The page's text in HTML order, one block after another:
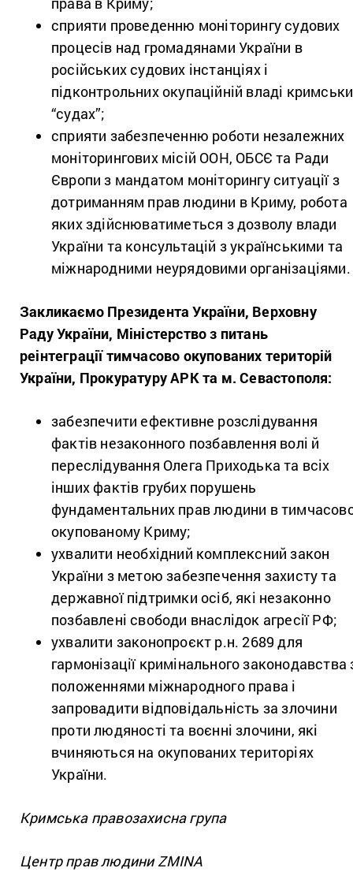
сприяти проведенню моніторингу судових
процесів над громадянами України в
російських судових інстанціях і
підконтрольних окупаційній владі
“судах”;
сприяти забезпеченню роботи незалежних
моніторингових місій ООН, ОБСЄ та Ради
Європи з мандатом моніторингу ситуації з
дотриманням прав людини в Криму, робота
яких здійснюватиметься з дозволу влади
України та консультацій з українськими та
міжнародними неурядовими організаціями.
Закликаємо Президента України, Верховну
Раду України, Міністерство з питань
реінтеграції тимчасово окупованих територій
України, Прокуратуру АРК та м. Севастополя:
забезпечити ефективне розслідування
фактів незаконного позбавлення волі й
переслідування Олега Приходька та всіх
інших фактів грубих порушень
фундаментальних прав людини в
окупованому Криму;
ухвалити необхідний комплексний закон
України з метою забезпечення захисту та
державної підтримки осіб, які незаконно
позбавлені свободи внаслідок агресії РФ;
ухвалити законопроєкт р.н. 2689 для
гармонізації кримінального законодавства
положеннями міжнародного права і
запровадити відповідальність за злочини
проти людяності та воєнні злочини, які
вчиняються на окупованих територіях
України.
Кримська правозахисна група
Центр прав людини ZMINA